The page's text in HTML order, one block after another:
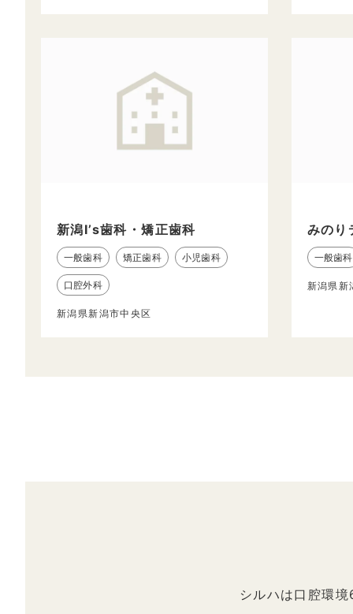
新潟I’s歯科・矯正歯科
一般歯科 矯正歯科 小児歯科
口腔外科
新潟県新潟市中央区
みのり
一般歯科
新潟県新
シルハは口腔環